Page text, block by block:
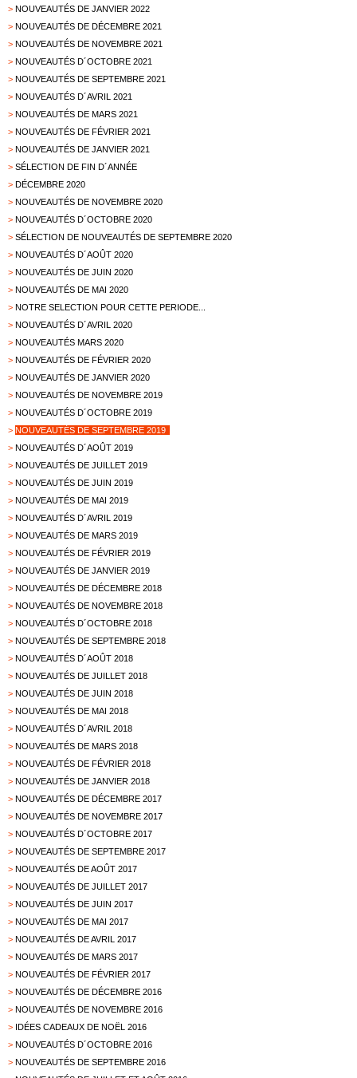
> NOUVEAUTÉS DE JANVIER 2022
> NOUVEAUTÉS DE DÉCEMBRE 2021
> NOUVEAUTÉS DE NOVEMBRE 2021
> NOUVEAUTÉS D´OCTOBRE 2021
> NOUVEAUTÉS DE SEPTEMBRE 2021
> NOUVEAUTÉS D´AVRIL 2021
> NOUVEAUTÉS DE MARS 2021
> NOUVEAUTÉS DE FÉVRIER 2021
> NOUVEAUTÉS DE JANVIER 2021
> SÉLECTION DE FIN D´ANNÉE
> DÉCEMBRE 2020
> NOUVEAUTÉS DE NOVEMBRE 2020
> NOUVEAUTÉS D´OCTOBRE 2020
> SÉLECTION DE NOUVEAUTÉS DE SEPTEMBRE 2020
> NOUVEAUTÉS D´AOÛT 2020
> NOUVEAUTÉS DE JUIN 2020
> NOUVEAUTÉS DE MAI 2020
> NOTRE SELECTION POUR CETTE PERIODE...
> NOUVEAUTÉS D´AVRIL 2020
> NOUVEAUTÉS MARS 2020
> NOUVEAUTÉS DE FÉVRIER 2020
> NOUVEAUTÉS DE JANVIER 2020
> NOUVEAUTÉS DE NOVEMBRE 2019
> NOUVEAUTÉS D´OCTOBRE 2019
> NOUVEAUTÉS DE SEPTEMBRE 2019
> NOUVEAUTÉS D´AOÛT 2019
> NOUVEAUTÉS DE JUILLET 2019
> NOUVEAUTÉS DE JUIN 2019
> NOUVEAUTÉS DE MAI 2019
> NOUVEAUTÉS D´AVRIL 2019
> NOUVEAUTÉS DE MARS 2019
> NOUVEAUTÉS DE FÉVRIER 2019
> NOUVEAUTÉS DE JANVIER 2019
> NOUVEAUTÉS DE DÉCEMBRE 2018
> NOUVEAUTÉS DE NOVEMBRE 2018
> NOUVEAUTÉS D´OCTOBRE 2018
> NOUVEAUTÉS DE SEPTEMBRE 2018
> NOUVEAUTÉS D´AOÛT 2018
> NOUVEAUTÉS DE JUILLET 2018
> NOUVEAUTÉS DE JUIN 2018
> NOUVEAUTÉS DE MAI 2018
> NOUVEAUTÉS D´AVRIL 2018
> NOUVEAUTÉS DE MARS 2018
> NOUVEAUTÉS DE FÉVRIER 2018
> NOUVEAUTÉS DE JANVIER 2018
> NOUVEAUTÉS DE DÉCEMBRE 2017
> NOUVEAUTÉS DE NOVEMBRE 2017
> NOUVEAUTÉS D´OCTOBRE 2017
> NOUVEAUTÉS DE SEPTEMBRE 2017
> NOUVEAUTÉS DE AOÛT 2017
> NOUVEAUTÉS DE JUILLET 2017
> NOUVEAUTÉS DE JUIN 2017
> NOUVEAUTÉS DE MAI 2017
> NOUVEAUTÉS DE AVRIL 2017
> NOUVEAUTÉS DE MARS 2017
> NOUVEAUTÉS DE FÉVRIER 2017
> NOUVEAUTÉS DE DÉCEMBRE 2016
> NOUVEAUTÉS DE NOVEMBRE 2016
> IDÉES CADEAUX DE NOËL 2016
> NOUVEAUTÉS D´OCTOBRE 2016
> NOUVEAUTÉS DE SEPTEMBRE 2016